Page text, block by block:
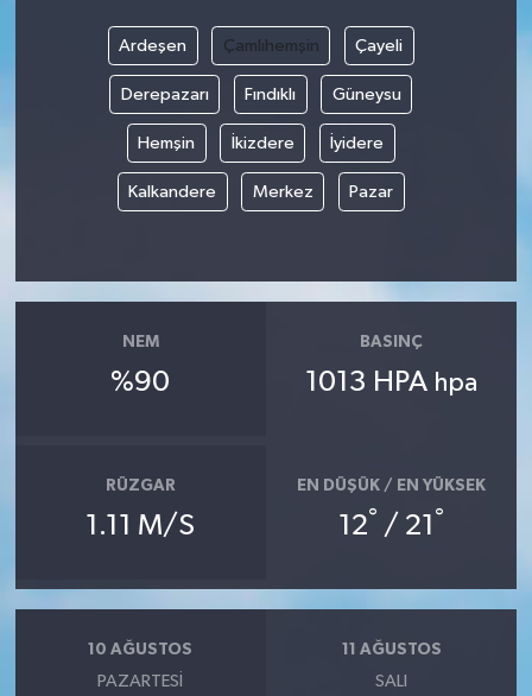
Ardeşen Çamlıhemşin Çayeli
Derepazarı Fındıklı Güneysu
Hemşin İkizdere İyidere
Kalkandere Merkez Pazar
NEM
%90
BASINÇ
1013 HPA hpa
RÜZGAR
1.11 M/S
EN DÜŞÜK / EN YÜKSEK
12° / 21 °
10 AĞUSTOS
PAZARTESI
11 AĞUSTOS
SALI